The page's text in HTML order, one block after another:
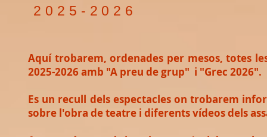
2025-2026
Aquí trobarem, ordenades per mesos, totes
2025-2026 amb "A preu de grup" i "Grec 2026".
Es un recull dels espectacles on trobarem
sobre l'obra de teatre i diferents vídeos dels